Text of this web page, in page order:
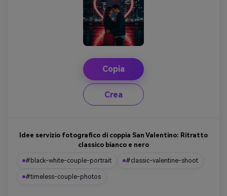
Copia
Crea
Idee servizio fotografico di coppia San Valentino: Ritratto
classico bianco e nero
#black-white-couple-portrait #classic-valentine-shoot
#timeless-couple-photos